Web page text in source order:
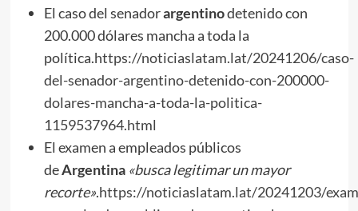
El caso del senadorargentinodetenido con
200.000 dólares mancha a toda la
política.https://noticiaslatam.lat/20241206/caso-
del-senador-argentino-detenido-con-200000-
dolares-mancha-a-toda-la-politica-
1159537964.html
El examen a empleados públicos
deArgentina «busca legitimar un mayor
recorte».https://noticiaslatam.lat/20241203/